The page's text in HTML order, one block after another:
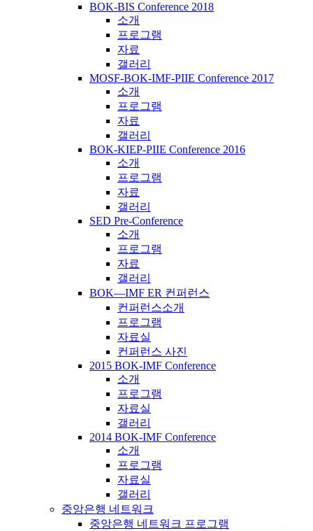
BOK-BIS Conference 2018
소개
프로그램
자료
갤러리
MOSF-BOK-IMF-PIIE Conference 2017
소개
프로그램
자료
갤러리
BOK-KIEP-PIIE Conference 2016
소개
프로그램
자료
갤러리
SED Pre-Conference
소개
프로그램
자료
갤러리
BOK―IMF ER 컨퍼런스
컨퍼런스소개
프로그램
자료실
컨퍼런스 사진
2015 BOK-IMF Conference
소개
프로그램
자료실
갤러리
2014 BOK-IMF Conference
소개
프로그램
자료실
갤러리
중앙은행 네트워크
중앙은행 네트워크 프로그램